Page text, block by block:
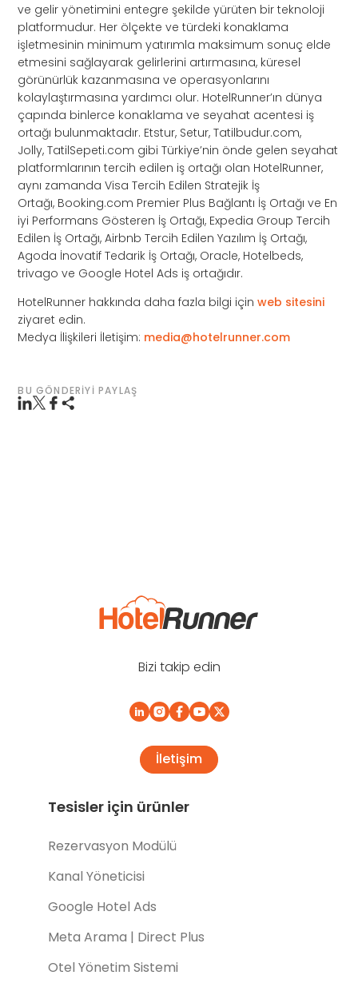
ve gelir yönetimini entegre şekilde yürüten bir teknoloji
platformudur. Her ölçekte ve türdeki konaklama
işletmesinin minimum yatırımla maksimum sonuç elde
etmesini sağlayarak gelirlerini artırmasına, küresel
görünürlük kazanmasına ve operasyonlarını
kolaylaştırmasına yardımcı olur. HotelRunner’ın dünya
çapında binlerce konaklama ve seyahat acentesi iş
ortağı bulunmaktadır. Etstur, Setur, Tatilbudur.com,
Jolly, TatilSepeti.com gibi Türkiye’nin önde gelen seyahat
platformlarının tercih edilen iş ortağı olan HotelRunner,
aynı zamanda Visa Tercih Edilen Stratejik İş
Ortağı, Booking.com Premier Plus Bağlantı İş Ortağı ve En
iyi Performans Gösteren İş Ortağı, Expedia Group Tercih
Edilen İş Ortağı, Airbnb Tercih Edilen Yazılım İş Ortağı,
Agoda İnovatif Tedarik İş Ortağı, Oracle, Hotelbeds,
trivago ve Google Hotel Ads iş ortağıdır.
HotelRunner hakkında daha fazla bilgi içinweb sitesini
ziyaret edin.
Medya İlişkileri İletişim: media@hotelrunner.com
BU GÖNDERIYI PAYLAŞ
Bizi takip edin
İletişim
Tesisler için ürünler
Rezervasyon Modülü
Kanal Yöneticisi
Google Hotel Ads
Meta Arama | Direct Plus
Otel Yönetim Sistemi